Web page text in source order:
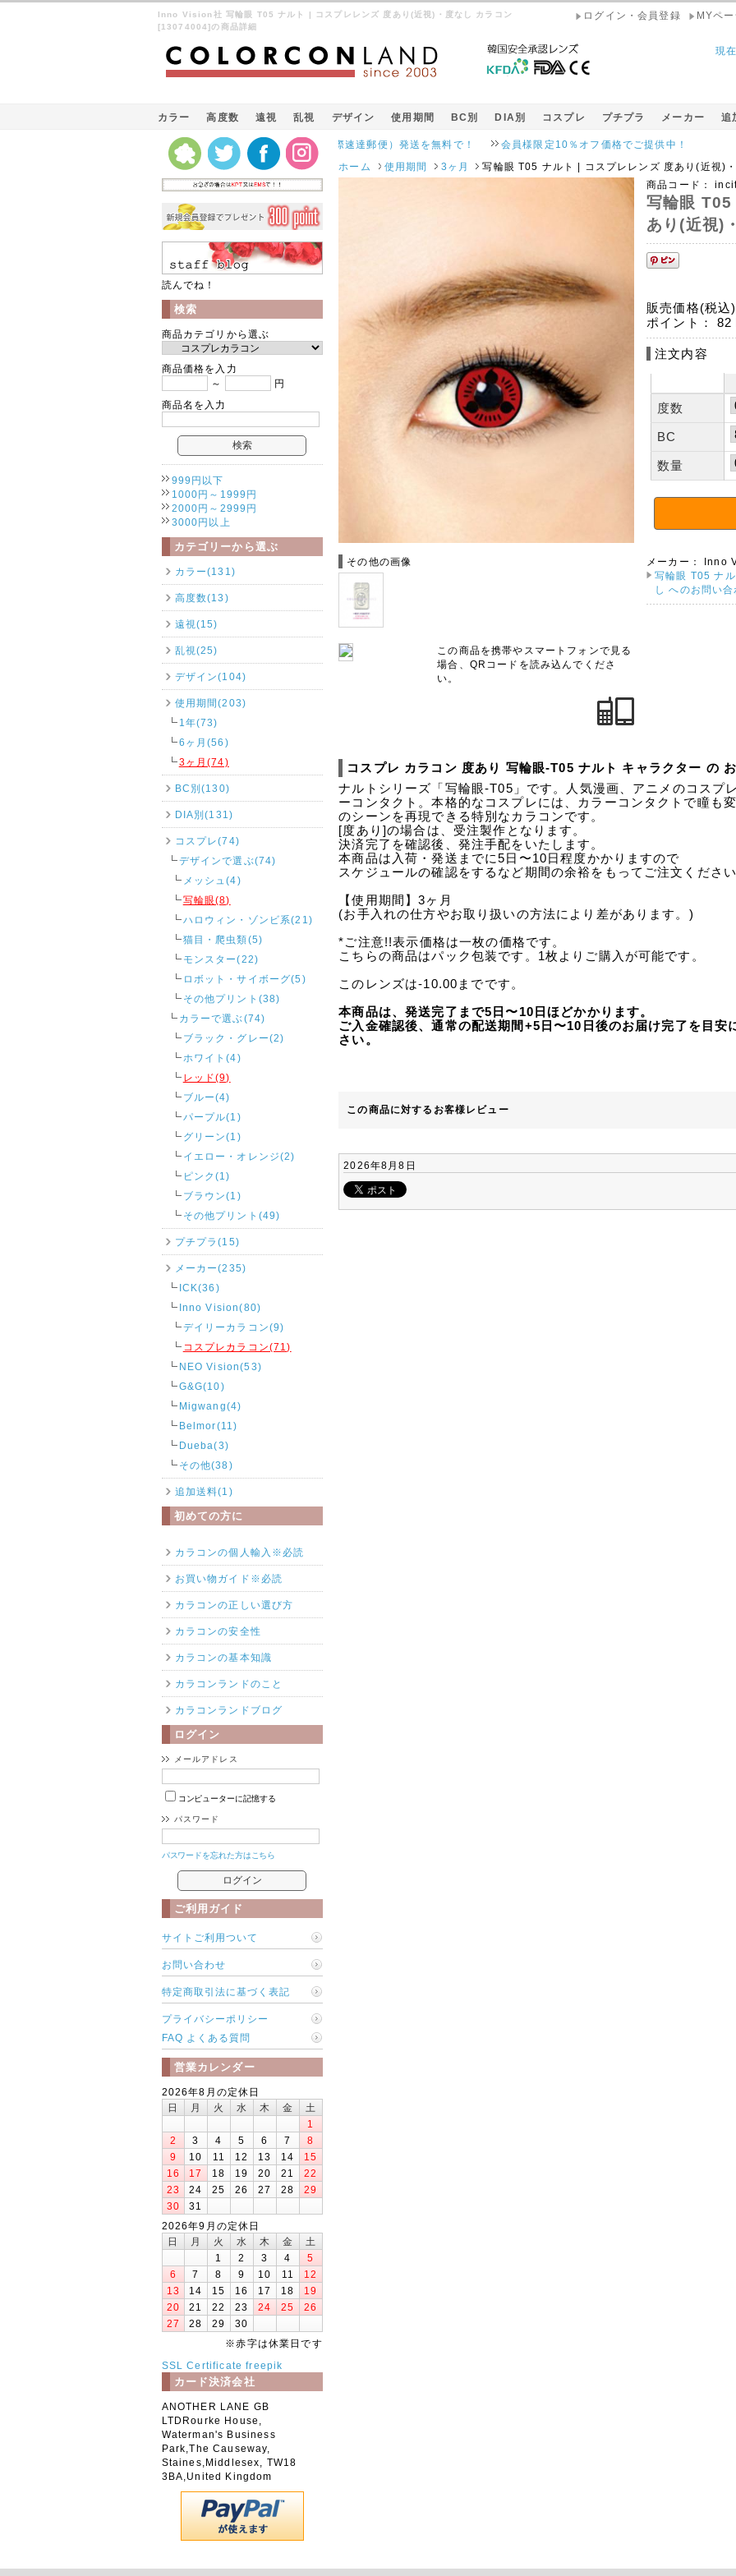
Inno Vision社 写輪眼 T05 ナルト | コスプレレンズ 度あり(近視)・度なし カラコン
[13074004]の商品詳細
ログイン・会員登録 MYペー
現
カラー 高度数 遠視 乱視 デザイン 使用期間 BC別 DIA別 コスプレ プチプラ メーカー 追
Kパケット（韓国の国際速達郵便）発送を無料で！ 会員様限定10％オフ価格でご提供中！
ホーム 使用期間 3ヶ月 写輪眼 T05 ナルト | コスプレレンズ 度あり(近視)
その他の画像
この商品を携帯やスマートフォンで見る
場合、QRコードを読み込んでくださ
い。
商品コード：
写輪眼 T05
あり(近視)
販売価格(税込)
ポイント：82
注文内容
度数
BC
数量
メーカー：
Inno
写輪眼 T05 ナ
し へのお問い合
コスプレ カラコン 度あり 写輪眼-T05 ナルト キャラクター の
ナルトシリーズ「写輪眼-T05」です。人気漫画、アニメのコスプ
ーコンタクト。本格的なコスプレには、カラーコンタクトで瞳も
のシーンを再現できる特別なカラコンです。
[度あり]の場合は、受注製作となります。
決済完了を確認後、発注手配をいたします。
本商品は入荷・発送までに5日〜10日程度かかりますので
スケジュールの確認をするなど期間の余裕をもってご注文ください
【使用期間】3ヶ月
(お手入れの仕方やお取り扱いの方法により差があります。)
*ご注意!!表示価格は一枚の価格です。
こちらの商品はパック包装です。1枚よりご購入が可能です。
このレンズは-10.00までです。
本商品は、発送完了まで5日〜10日ほどかかります。
ご入金確認後、通常の配送期間+5日〜10日後のお届け完了を目安
さい。
この商品に対するお客様レビュー
2026年8月8日
読んでね！
検索
商品カテゴリから選ぶ
商品価格を入力
～
円
商品名を入力
999円以下
1000円～1999円
2000円～2999円
3000円以上
カテゴリーから選ぶ
カラー(131)
高度数(13)
遠視(15)
乱視(25)
デザイン(104)
使用期間(203)
1年(73)
6ヶ月(56)
3ヶ月(74)
BC別(130)
DIA別(131)
コスプレ(74)
デザインで選ぶ(74)
メッシュ(4)
写輪眼(8)
ハロウィン・ゾンビ系(21)
猫目・爬虫類(5)
モンスター(22)
ロボット・サイボーグ(5)
その他プリント(38)
カラーで選ぶ(74)
ブラック・グレー(2)
ホワイト(4)
レッド(9)
ブルー(4)
パープル(1)
グリーン(1)
イエロー・オレンジ(2)
ピンク(1)
ブラウン(1)
その他プリント(49)
プチプラ(15)
メーカー(235)
ICK(36)
Inno Vision(80)
デイリーカラコン(9)
コスプレカラコン(71)
NEO Vision(53)
G&G(10)
Migwang(4)
Belmor(11)
Dueba(3)
その他(38)
追加送料(1)
初めての方に
カラコンの個人輸入※必読
お買い物ガイド※必読
カラコンの正しい選び方
カラコンの安全性
カラコンの基本知識
カラコンランドのこと
カラコンランドブログ
ログイン
メールアドレス
コンピューターに記憶する
パスワード
パスワードを忘れた方はこちら
ご利用ガイド
サイトご利用ついて
お問い合わせ
特定商取引法に基づく表記
プライバシーポリシー
FAQ よくある質問
営業カレンダー
2026年8月の定休日
日
月 火 水 木 金
土
1
2
3 4 5 6 7
8
9
10 11 12 13 14
15
16
17 18 19 20 21
22
23
24 25 26 27 28
29
30
31
2026年9月の定休日
日
月 火 水 木 金
土
1
2 3 4
5
6
7 8 9 10 11
12
13
14 15 16 17 18
19
20
21 22 23 24 25
26
27
28 29
30
※赤字は休業日です
SSL Certificate freepik
カード決済会社
ANOTHER LANE GB
LTDRourke House,
Waterman's Business
Park,The Causeway,
Staines,Middlesex, TW18
3BA,United Kingdom